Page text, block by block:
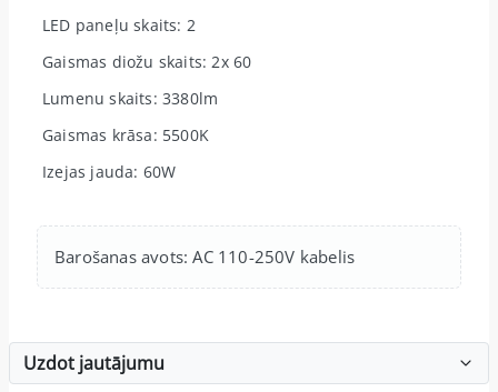
LED paneļu skaits: 2
Gaismas diožu skaits: 2x 60
Lumenu skaits: 3380lm
Gaismas krāsa: 5500K
Izejas jauda: 60W
Barošanas avots: AC 110-250V kabelis
Uzdot jautājumu